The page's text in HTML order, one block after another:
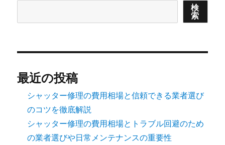
検
索
最近の投稿
シャッター修理の費用相場と信頼できる業者選び
のコツを徹底解説
シャッター修理の費用相場とトラブル回避のため
の業者選びや日常メンテナンスの重要性